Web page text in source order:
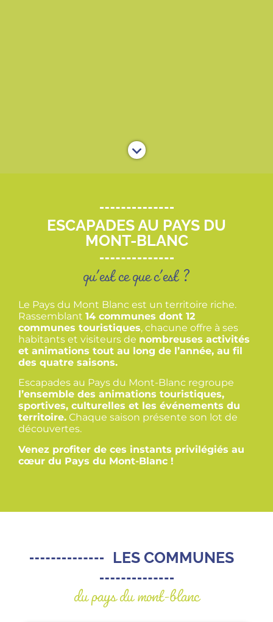
ESCAPADES AU PAYS DU
MONT-BLANC
qu'est ce que c'est ?
Le Pays du Mont Blanc est un territoire riche.
Rassemblant 14 communes dont 12
communes touristiques, chacune offre à ses
habitants et visiteurs de nombreuses activités
et animations tout au long de l’année, au fil
des quatre saisons.
Escapades au Pays du Mont-Blanc regroupe
l’ensemble des animations touristiques,
sportives, culturelles et les événements du
territoire. Chaque saison présente son lot de
découvertes.
Venez profiter de ces instants privilégiés au
cœur du Pays du Mont-Blanc !
LES COMMUNES
du pays du mont-blanc